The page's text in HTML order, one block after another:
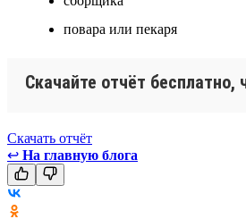
повара или пекаря
Скачайте отчёт
Скачать отчёт
↩ На главную блога